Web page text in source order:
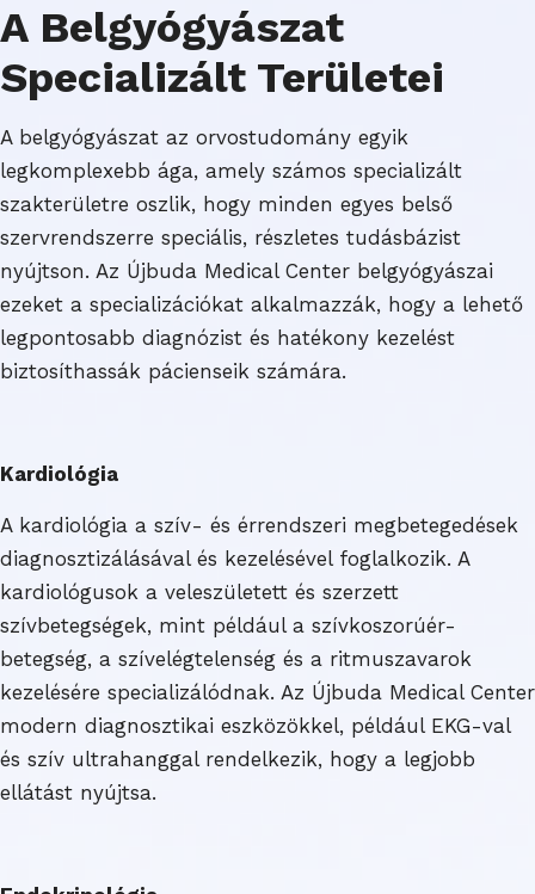
A Belgyógyászat
Specializált Területei
A belgyógyászat az orvostudomány egyik
legkomplexebb ága, amely számos specializált
szakterületre oszlik, hogy minden egyes belső
szervrendszerre speciális, részletes tudásbázist
nyújtson. Az Újbuda Medical Center belgyógyászai
ezeket a specializációkat alkalmazzák, hogy a lehető
legpontosabb diagnózist és hatékony kezelést
biztosíthassák pácienseik számára.
Kardiológia
A kardiológia a szív- és érrendszeri megbetegedések
diagnosztizálásával és kezelésével foglalkozik. A
kardiológusok a veleszületett és szerzett
szívbetegségek, mint például a szívkoszorúér-
betegség, a szívelégtelenség és a ritmuszavarok
kezelésére specializálódnak. Az Újbuda Medical Center
modern diagnosztikai eszközökkel, például EKG-val
és szív ultrahanggal rendelkezik, hogy a legjobb
ellátást nyújtsa.